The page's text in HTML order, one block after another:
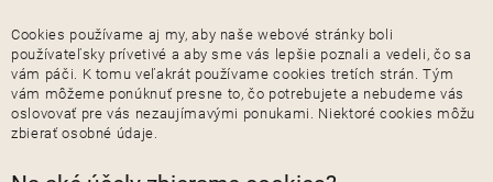
Cookies používame aj my, aby naše webové stránky boli
používateľsky prívetivé a aby sme vás lepšie poznali a vedeli, čo sa
vám páči. K tomu veľakrát používame cookies tretích strán. Tým
vám môžeme ponúknuť presne to, čo potrebujete a nebudeme vás
oslovovať pre vás nezaujímavými ponukami. Niektoré cookies môžu
zbierať osobné údaje.